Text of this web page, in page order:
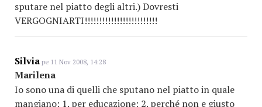
sputare nel piatto degli altri.) Dovresti
VERGOGNIARTI!!!!!!!!!!!!!!!!!!!!!!!!!
Silvia pe 11 Nov 2008, 14:28
Marilena
Io sono una di quelli che sputano nel piatto in quale
mangiano: 1. per educazione; 2. perché non e giusto